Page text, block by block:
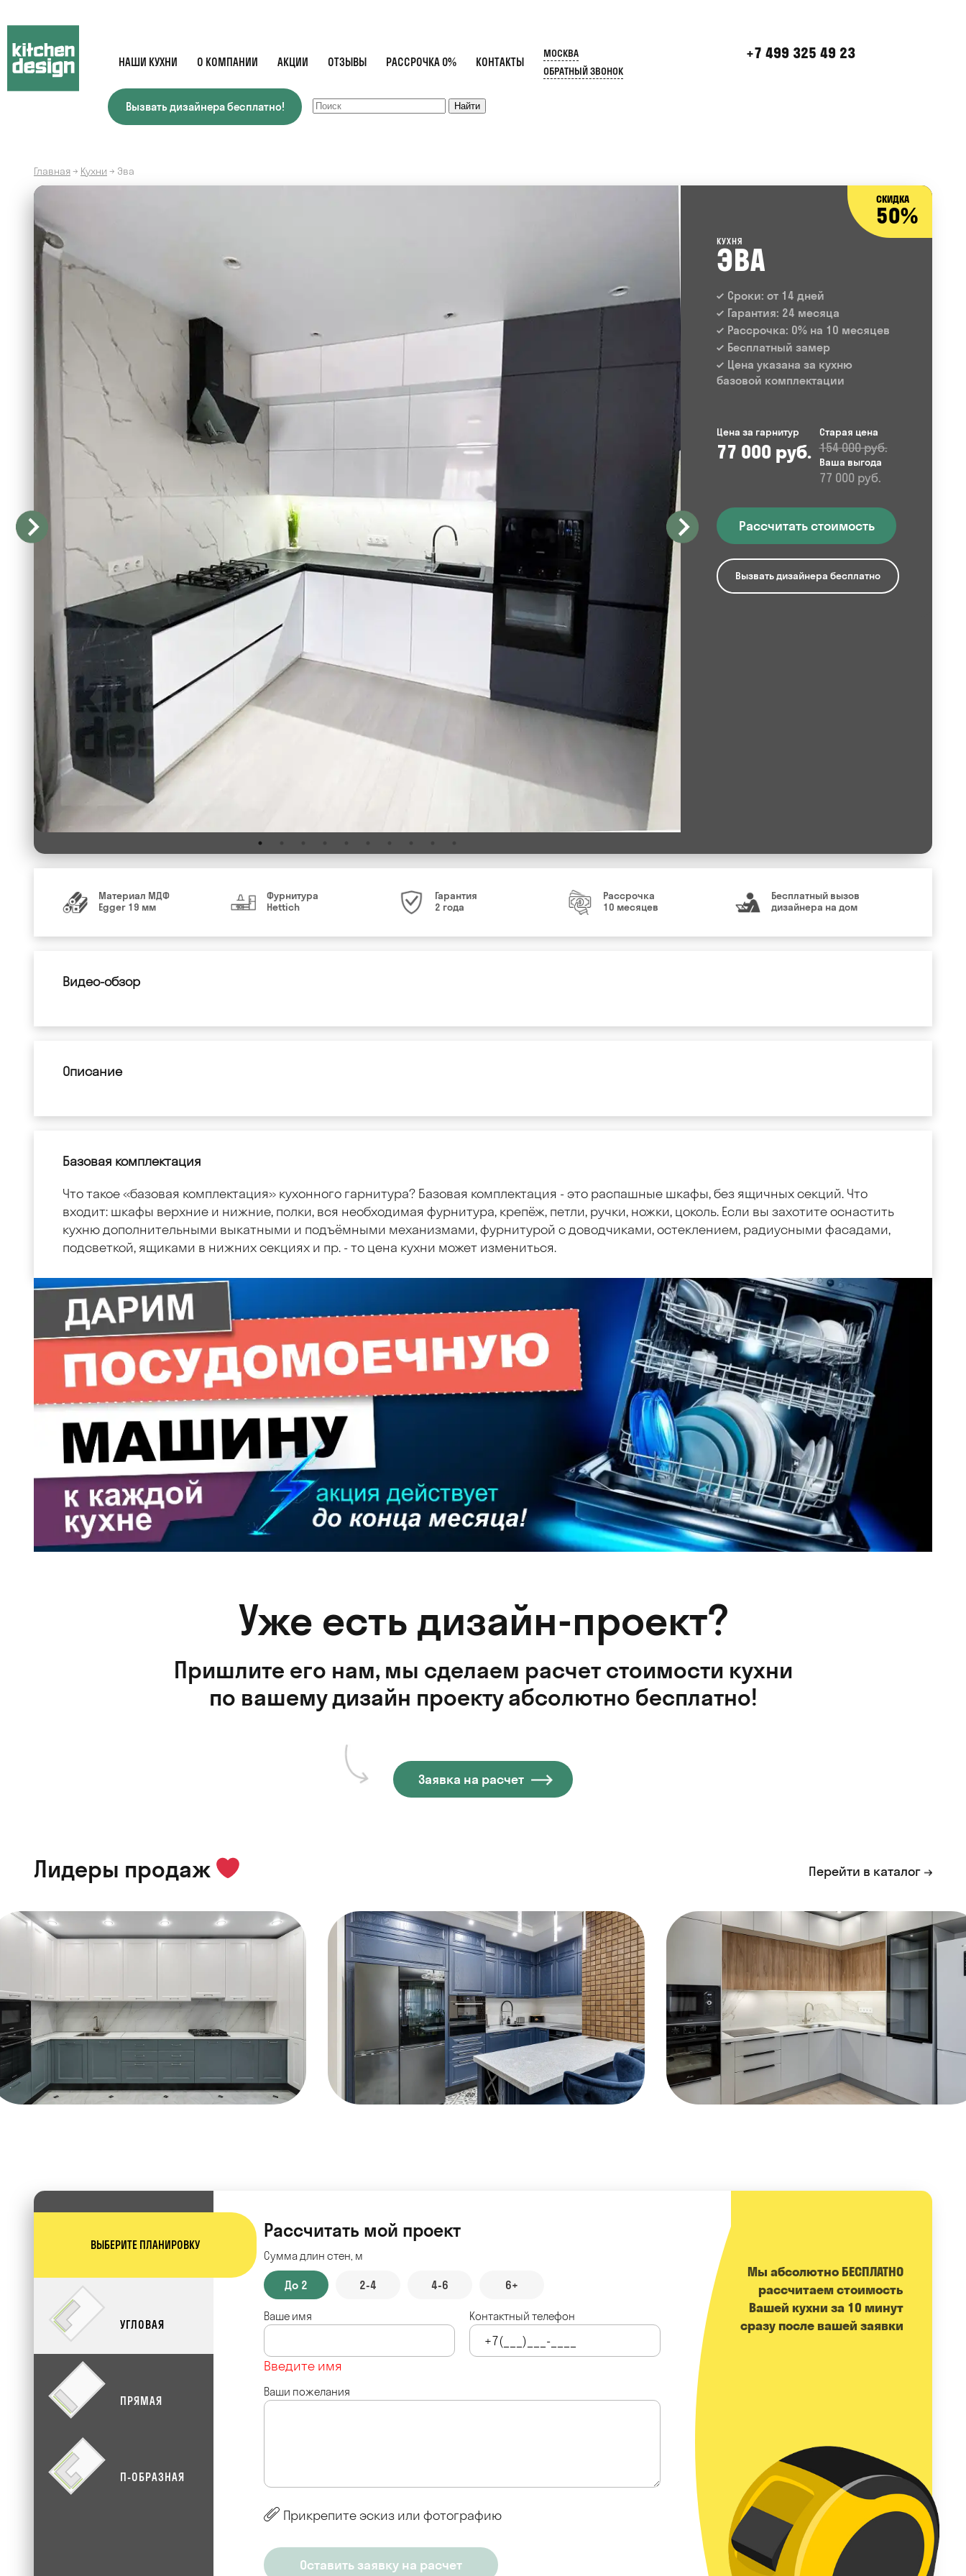
НАШИ КУХНИ О КОМПАНИИ АКЦИИ ОТЗЫВЫ РАССРОЧКА 0% КОНТАКТЫ
+7 499 325 49 23
Вызвать дизайнера бесплатно!
МОСКВА
ОБРАТНЫЙ ЗВОНОК
Главная→ Кухни → Эва
СКИДКА
50%
КУХНЯ
ЭВА
Сроки: от 14 дней
Гарантия: 24 месяца
Рассрочка: 0% на 10 месяцев
Бесплатный замер
Цена указана за кухню
базовой комплектации
Цена за гарнитур
77 000 руб.
Старая цена
154 000 руб.
Ваша выгода
77 000 руб.
Рассчитать стоимость
Вызвать дизайнера бесплатно
Материал МДФ
Egger 19 мм
Фурнитура
Hettich
Гарантия
2 года
Рассрочка
10 месяцев
Бесплатный вызов
дизайнера на дом
Видео-обзор
Описание
Базовая комплектация
Что такое «базовая комплектация» кухонного гарнитура? Базовая комплектация - это распашные шкафы, без ящичных секций. Что
входит: шкафы верхние и нижние, полки, вся необходимая фурнитура, крепёж, петли, ручки, ножки, цоколь. Если вы захотите оснастить
кухню дополнительными выкатными и подъёмными механизмами, фурнитурой с доводчиками, остеклением, радиусными фасадами,
подсветкой, ящиками в нижних секциях и пр. - то цена кухни может измениться.
Уже есть дизайн-проект?
Пришлите его нам, мы сделаем расчет стоимости кухни
по вашему дизайн проекту абсолютно бесплатно!
Заявка на расчет
Лидеры продаж Перейти в каталог
ВЫБЕРИТЕ ПЛАНИРОВКУ
УГЛОВАЯ
ПРЯМАЯ
П-ОБРАЗНАЯ
Рассчитать мой проект
Сумма длин стен, м
До 2 2-4 4-6 6+
Ваше имя
Введите имя
Контактный телефон
Ваши пожелания
Прикрепите эскиз или фотографию
Мы абсолютно БЕСПЛАТНО
расcчитаем стоимость
Вашей кухни за 10 минут
сразу после вашей заявки